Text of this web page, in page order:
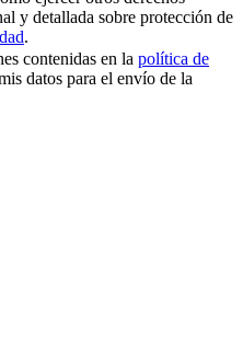
y detallada sobre protección de
.
contenidas en la política de
datos para el envío de la